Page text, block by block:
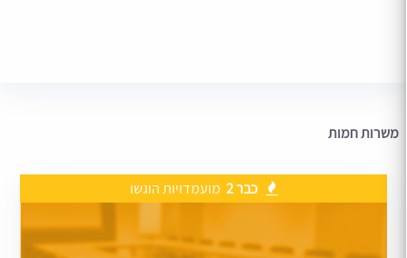
משרות חמות
כבר 2 מועמדויות הוגשו